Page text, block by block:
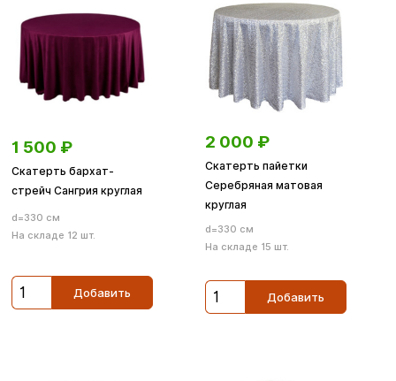
1 500 ₽
Скатерть бархат-
стрейч Сангрия круглая
d=330 см
На складе 12 шт.
Добавить
2 000 ₽
Скатерть пайетки
Серебряная матовая
круглая
d=330 см
На складе 15 шт.
Добавить